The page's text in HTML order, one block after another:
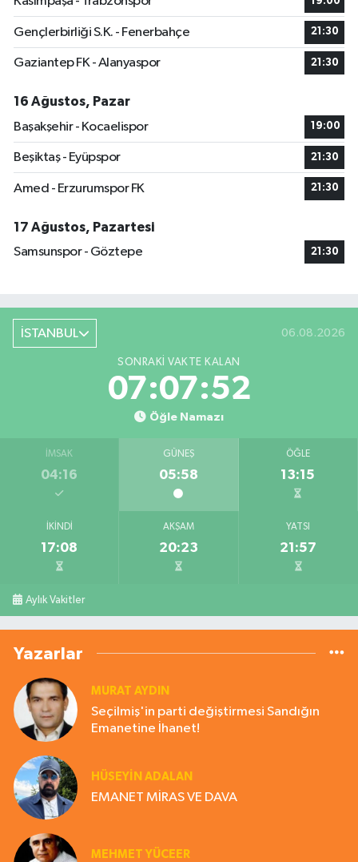
Gençlerbirliği S.K. - Fenerbahçe 21:30
Gaziantep FK - Alanyaspor 21:30
16 Ağustos, Pazar
Başakşehir - Kocaelispor
19:00
Beşiktaş - Eyüpspor 21:30
Amed - Erzurumspor FK 21:30
17 Ağustos, Pazartesi
Samsunspor - Göztepe
21:30
İSTANBUL 06.08.2026
SONRAKI VAKTE KALAN
07:07:51
Öğle Namazı
İMSAK
04:16
GÜNEŞ
05:58
ÖĞLE
13:15
İKINDI
17:08
AKŞAM
20:23
YATSI
21:57
Aylık Vakitler
Yazarlar
MURAT AYDIN
Seçilmiş'in parti değiştirmesi Sandığın
Emanetine İhanet!
HÜSEYIN ADALAN
EMANET MİRAS VE DAVA
MEHMET YÜCEER